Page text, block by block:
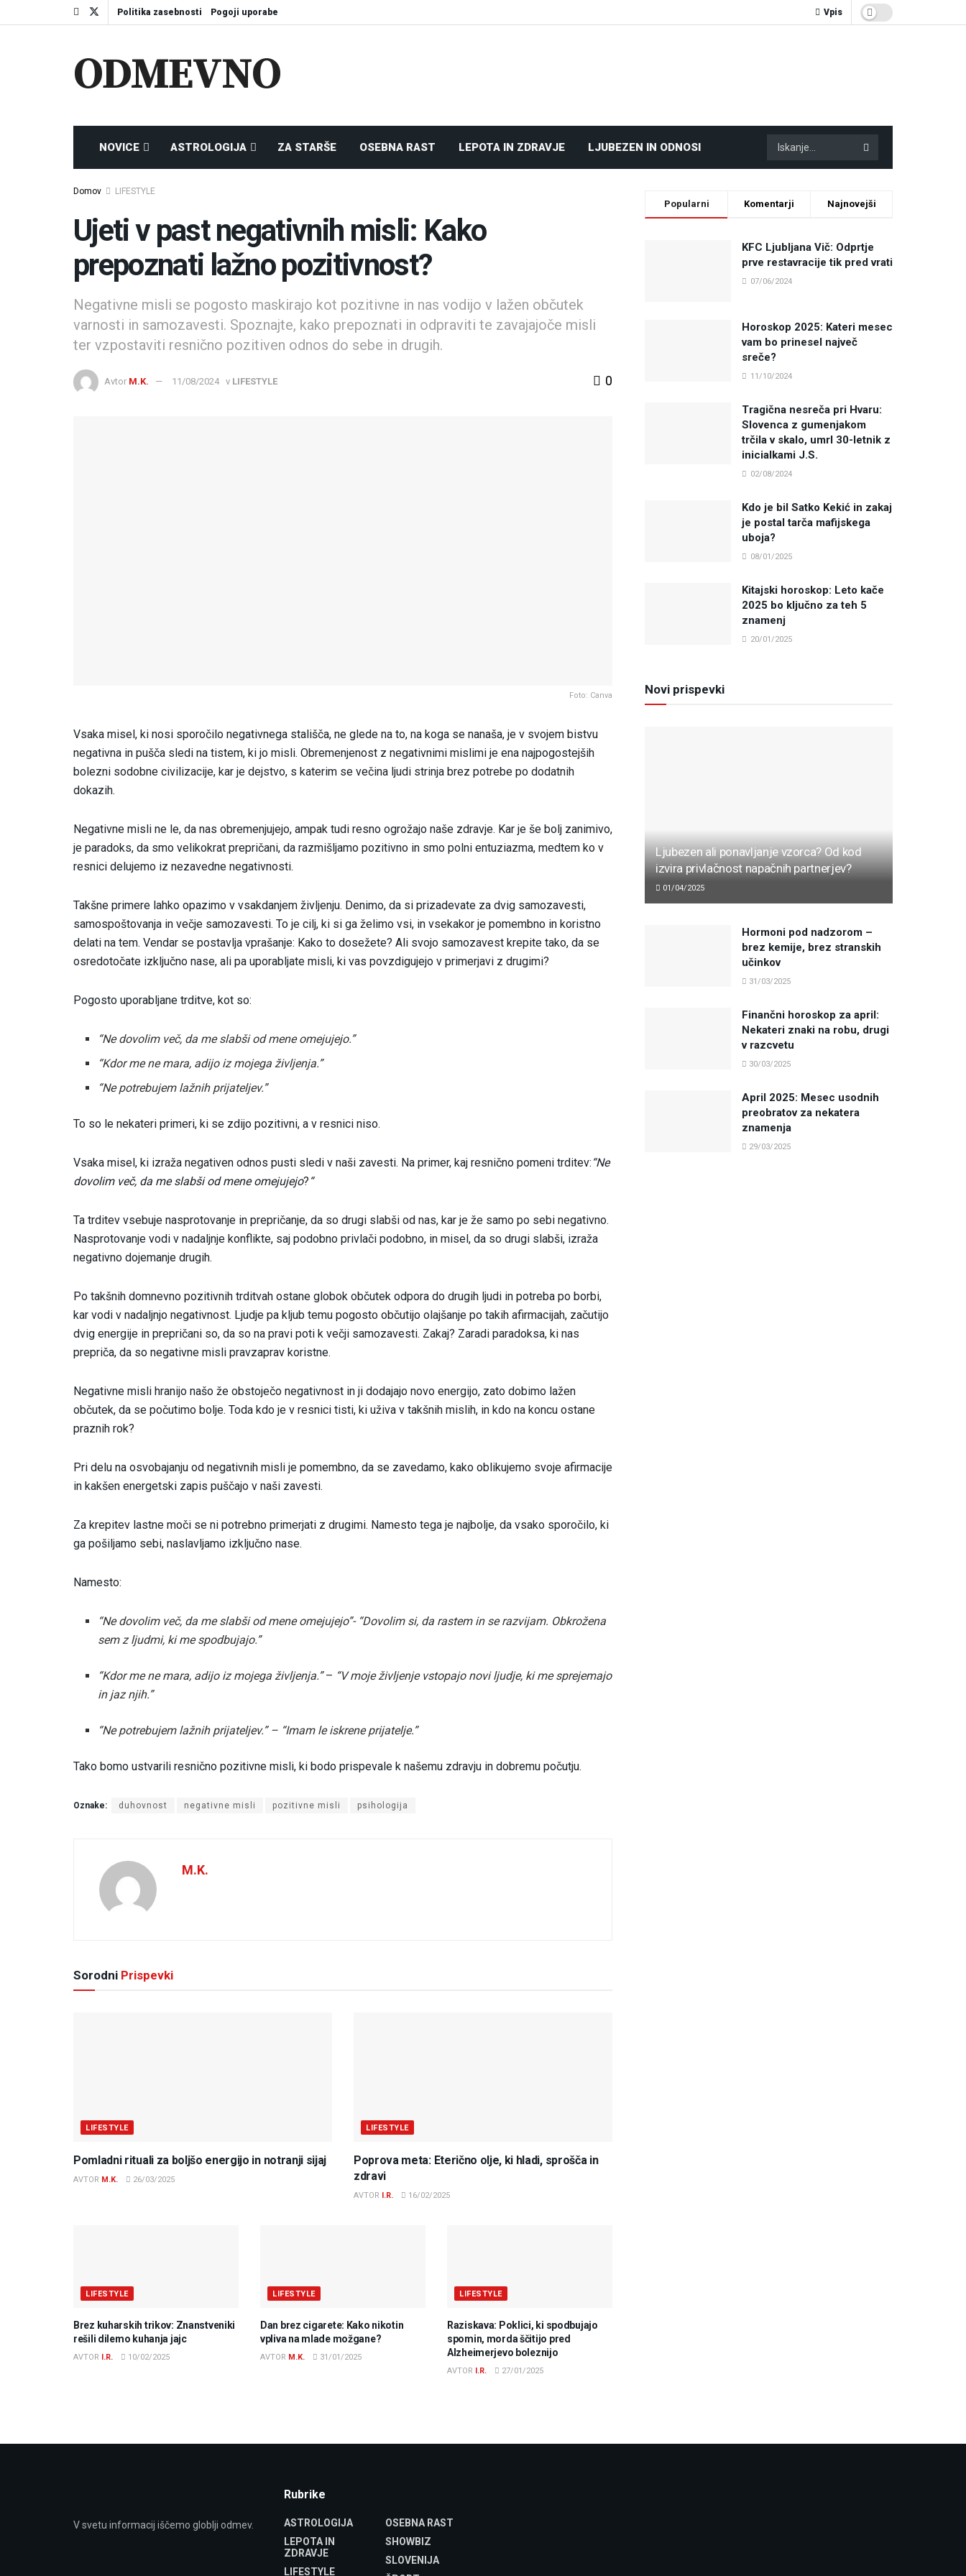
Politika zasebnosti Pogoji uporabe Vpis
ODMEVNO
NOVICE ASTROLOGIJA ZA STARŠE OSEBNA RAST LEPOTA IN ZDRAVJE LJUBEZEN IN ODNOSI
Domov LIFESTYLE
Ujeti v past negativnih misli: Kako
prepoznati lažno pozitivnost?
Negativne misli se pogosto maskirajo kot pozitivne in nas vodijo v lažen občutek
varnosti in samozavesti. Spoznajte, kako prepoznati in odpraviti te zavajajoče misli
ter vzpostaviti resnično pozitiven odnos do sebe in drugih.
Avtor M.K. 11/08/2024 v LIFESTYLE 0
Foto: Canva
Vsaka misel, ki nosi sporočilo negativnega stališča, ne glede na to, na koga se nanaša, je v svojem bistvu
negativna in pušča sledi na tistem, ki jo misli. Obremenjenost z negativnimi mislimi je ena najpogostejših
bolezni sodobne civilizacije, kar je dejstvo, s katerim se večina ljudi strinja brez potrebe po dodatnih
dokazih.
Negativne misli ne le, da nas obremenjujejo, ampak tudi resno ogrožajo naše zdravje. Kar je še bolj zanimivo,
je paradoks, da smo velikokrat prepričani, da razmišljamo pozitivno in smo polni entuziazma, medtem ko v
resnici delujemo iz nezavedne negativnosti.
Takšne primere lahko opazimo v vsakdanjem življenju. Denimo, da si prizadevate za dvig samozavesti,
samospoštovanja in večje samozavesti. To je cilj, ki si ga želimo vsi, in vsekakor je pomembno in koristno
delati na tem. Vendar se postavlja vprašanje: Kako to dosežete? Ali svojo samozavest krepite tako, da se
osredotočate izključno nase, ali pa uporabljate misli, ki vas povzdigujejo v primerjavi z drugimi?
Pogosto uporabljane trditve, kot so:
“Ne dovolim več, da me slabši od mene omejujejo.”
“Kdor me ne mara, adijo iz mojega življenja.”
“Ne potrebujem lažnih prijateljev.”
To so le nekateri primeri, ki se zdijo pozitivni, a v resnici niso.
Vsaka misel, ki izraža negativen odnos pusti sledi v naši zavesti. Na primer, kaj resnično pomeni trditev: “Ne
dovolim več, da me slabši od mene omejujejo? “
Ta trditev vsebuje nasprotovanje in prepričanje, da so drugi slabši od nas, kar je že samo po sebi negativno.
Nasprotovanje vodi v nadaljnje konflikte, saj podobno privlači podobno, in misel, da so drugi slabši, izraža
negativno dojemanje drugih.
Po takšnih domnevno pozitivnih trditvah ostane globok občutek odpora do drugih ljudi in potreba po borbi,
kar vodi v nadaljnjo negativnost. Ljudje pa kljub temu pogosto občutijo olajšanje po takih afirmacijah, začutijo
dvig energije in prepričani so, da so na pravi poti k večji samozavesti. Zakaj? Zaradi paradoksa, ki nas
prepriča, da so negativne misli pravzaprav koristne.
Negativne misli hranijo našo že obstoječo negativnost in ji dodajajo novo energijo, zato dobimo lažen
občutek, da se počutimo bolje. Toda kdo je v resnici tisti, ki uživa v takšnih mislih, in kdo na koncu ostane
praznih rok?
Pri delu na osvobajanju od negativnih misli je pomembno, da se zavedamo, kako oblikujemo svoje afirmacije
in kakšen energetski zapis puščajo v naši zavesti.
Za krepitev lastne moči se ni potrebno primerjati z drugimi. Namesto tega je najbolje, da vsako sporočilo, ki
ga pošiljamo sebi, naslavljamo izključno nase.
Namesto:
“Ne dovolim več, da me slabši od mene omejujejo”- “Dovolim si, da rastem in se razvijam. Obkrožena
sem z ljudmi, ki me spodbujajo.”
“Kdor me ne mara, adijo iz mojega življenja.”– “V moje življenje vstopajo novi ljudje, ki me sprejemajo
in jaz njih.”
“Ne potrebujem lažnih prijateljev.” – “Imam le iskrene prijatelje.”
Tako bomo ustvarili resnično pozitivne misli, ki bodo prispevale k našemu zdravju in dobremu počutju.
Oznake: duhovnost negativne misli pozitivne misli psihologija
M.K.
Sorodni Prispevki
LIFESTYLE
Pomladni rituali za boljšo energijo in notranji sijaj
AVTOR M.K. 26/03/2025
LIFESTYLE
Poprova meta: Eterično olje, ki hladi, sprošča in
zdravi
AVTOR I.R. 16/02/2025
LIFESTYLE
Brez kuharskih trikov: Znanstveniki
rešili dilemo kuhanja jajc
AVTOR I.R. 10/02/2025
LIFESTYLE
Dan brez cigarete: Kako nikotin
vpliva na mlade možgane?
AVTOR M.K. 31/01/2025
LIFESTYLE
Raziskava: Poklici, ki spodbujajo
spomin, morda ščitijo pred
Alzheimerjevo boleznijo
AVTOR I.R. 27/01/2025
Popularni Komentarji Najnovejši
KFC Ljubljana Vič: Odprtje
prve restavracije tik pred vrati
07/06/2024
Horoskop 2025: Kateri mesec
vam bo prinesel največ
sreče?
11/10/2024
Tragična nesreča pri Hvaru:
Slovenca z gumenjakom
trčila v skalo, umrl 30-letnik z
inicialkami J.S.
02/08/2024
Kdo je bil Satko Kekić in zakaj
je postal tarča mafijskega
uboja?
08/01/2025
Kitajski horoskop: Leto kače
2025 bo ključno za teh 5
znamenj
20/01/2025
Novi prispevki
Ljubezen ali ponavljanje vzorca? Od kod
izvira privlačnost napačnih partnerjev?
01/04/2025
Hormoni pod nadzorom –
brez kemije, brez stranskih
učinkov
31/03/2025
Finančni horoskop za april:
Nekateri znaki na robu, drugi
v razcvetu
30/03/2025
April 2025: Mesec usodnih
preobratov za nekatera
znamenja
29/03/2025
V svetu informacij iščemo globlji odmev.
Rubrike
ASTROLOGIJA
LEPOTA IN
ZDRAVJE
LIFESTYLE
OSEBNA RAST
SHOWBIZ
SLOVENIJA